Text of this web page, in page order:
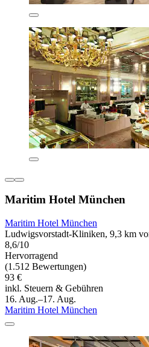
Maritim Hotel München
Maritim Hotel München
Ludwigsvorstadt-Kliniken, 9,3 km
8,6/10
Hervorragend
(1.512 Bewertungen)
93 €
inkl. Steuern & Gebühren
16. Aug.–17. Aug.
Maritim Hotel München